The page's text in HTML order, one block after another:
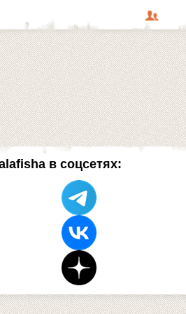
в соцсетях: